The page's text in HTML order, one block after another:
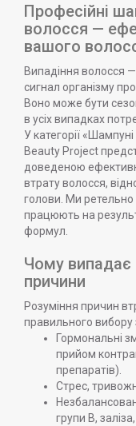
Професійні
волосся —
вашого
Випадіння волосся
сигнал організму
Воно може бути
в усіх випадках
У категорії
Beauty Project
доведеною
втрату волосся,
голови. Ми ретельно
працюють на
формул.
Чому випадає
причини
Розуміння причин
правильного вибору
Гормональні
прийом
препаратів).
Стрес,
групи B,